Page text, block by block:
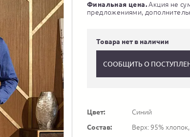
Финальная цена.Акция не
предложениями,
Товара нет в наличии
СООБЩИТЬ О
Цвет:
Синий
Состав:
Верх: 95%